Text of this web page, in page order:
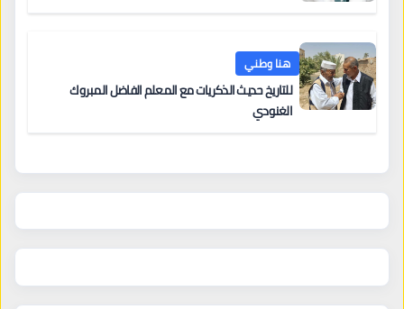
هنا وطني
للتاريخ حديث الذكريات مع المعلم الفاضل المبروك
الغنودي